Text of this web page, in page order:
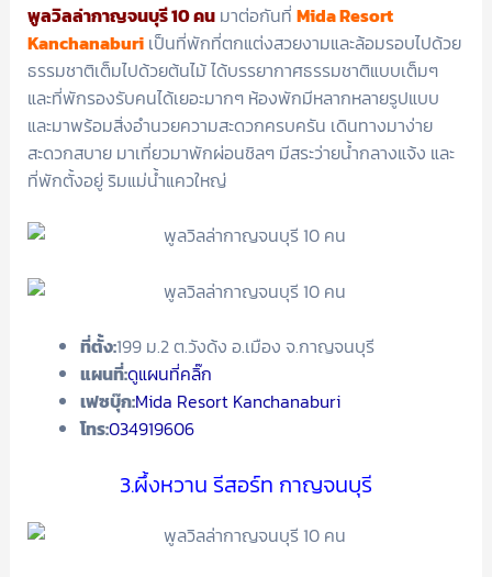
พูลวิลล่ากาญจนบุรี 10 คนมาต่อกันที่ Mida Resort
Kanchanaburi เป็นที่พักที่ตกแต่งสวยงามและล้อมรอบไปด้วย
ธรรมชาติเต็มไปด้วยต้นไม้ ได้บรรยากาศธรรมชาติแบบเต็มๆ
และที่พักรองรับคนได้เยอะมากๆ ห้องพักมีหลากหลายรูปแบบ
และมาพร้อมสิ่งอำนวยความสะดวกครบครัน เดินทางมาง่าย
สะดวกสบาย มาเที่ยวมาพักผ่อนชิลๆ มีสระว่ายน้ำกลางแจ้ง และ
ที่พักตั้งอยู่ ริมแม่น้ำแควใหญ่
ที่ตั้ง:199 ม.2 ต.วังด้ง อ.เมือง จ.กาญจนบุรี
แผนที่:ดูแผนที่คลิ๊ก
เฟซบุ๊ก:Mida Resort Kanchanaburi
โทร:034919606
3.ผึ้งหวาน รีสอร์ท กาญจนบุรี